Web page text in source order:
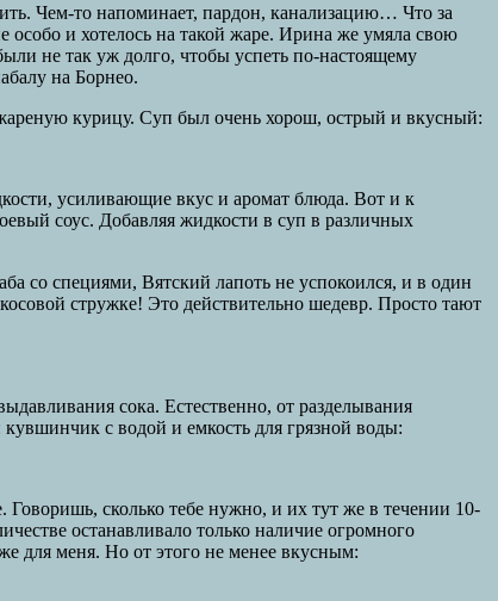
Чем-то напоминает, пардон, канализацию… Что за
и хотелось на такой жаре. Ирина же умяла свою
не так уж долго, чтобы успеть по-настоящему
на Борнео.
курицу. Суп был очень хорош, острый и вкусный:
усиливающие вкус и аромат блюда. Вот и к
соус. Добавляя жидкости в суп в различных
со специями, Вятский лапоть не успокоился, и в один
стружке! Это действительно шедевр. Просто тают
сока. Естественно, от разделывания
с водой и емкость для грязной воды:
сколько тебе нужно, и их тут же в течении 10-
останавливало только наличие огромного
для меня. Но от этого не менее вкусным: